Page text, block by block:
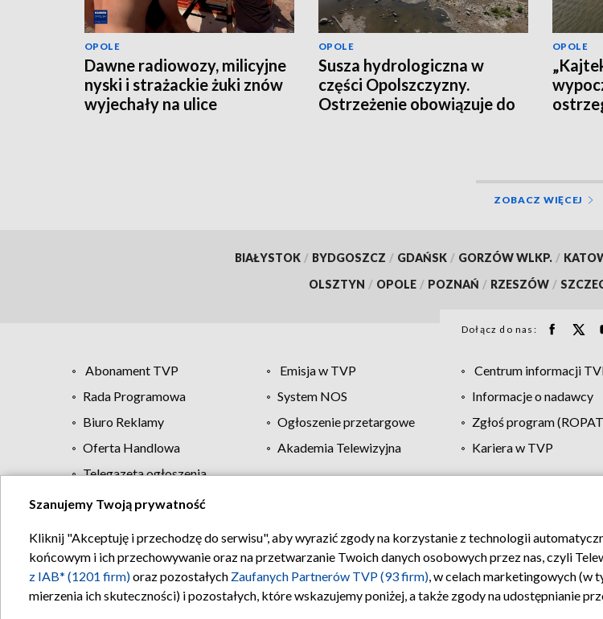
OPOLE
Dawne radiowozy, milicyjne
nyski i strażackie żuki znów
wyjechały na ulice
OPOLE
Susza hydrologiczna w
części Opolszczyzny.
Ostrzeżenie obowiązuje do
OPOLE
ZOBACZ WIĘCEJ
BIAŁYSTOK / BYDGOSZCZ / GDAŃSK / GORZÓW WLKP. /
OLSZTYN / OPOLE / POZNAŃ / RZESZÓW /
Dołącz do nas:
Abonament TVP Emisja w TVP Centrum informacji
Rada Programowa
System NOS Informacje o nadawcy
Biuro Reklamy
Ogłoszenie przetargowe Zgłoś program
Oferta Handlowa
Akademia Telewizyjna Kariera w TVP
Telegazeta ogłoszenia
Regulamin TVP Polityka prywatności Moje zgody
Szanujemy Twoją prywatność
Kliknij "Akceptuję i przechodzę do serwisu", aby wyrazić zgody na korzystanie z technologii
końcowym i ich przechowywanie oraz na przetwarzanie Twoich danych osobowych przez nas, czyli
z IAB* (1201 firm)oraz pozostałych Zaufanych Partnerów TVP (93 firm), w celach marketingowych (w
mierzenia ich skuteczności) i pozostałych, które wskazujemy poniżej, a także zgody na udostępnianie